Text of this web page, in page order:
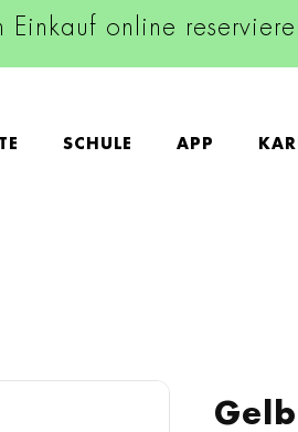
Einkauf online
SCHULE APP